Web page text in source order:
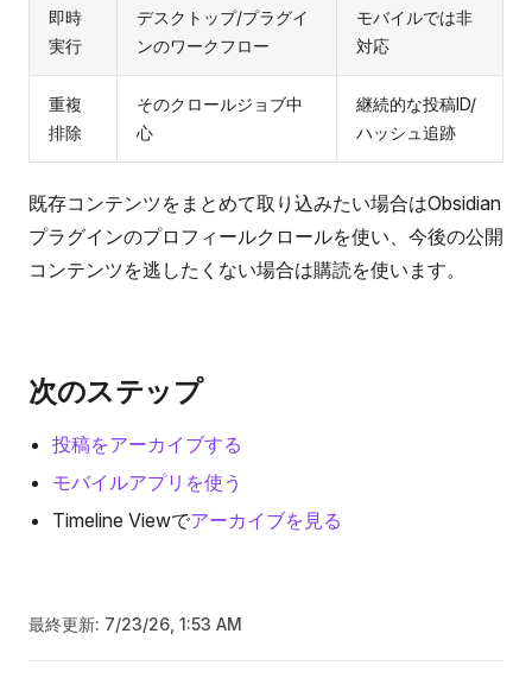
即時
実行
デスクトップ/プラグイ
ンのワークフロー
モバイルでは非
対応
重複
排除
そのクロールジョブ中
心
継続的な投稿ID/
ハッシュ追跡
既存コンテンツをまとめて取り込みたい場合はObsidian
プラグインのプロフィールクロールを使い、今後の公開
コンテンツを逃したくない場合は購読を使います。
次のステップ
投稿をアーカイブする
モバイルアプリを使う
Timeline Viewでアーカイブを見る
最終更新: 7/23/26, 1:53 AM